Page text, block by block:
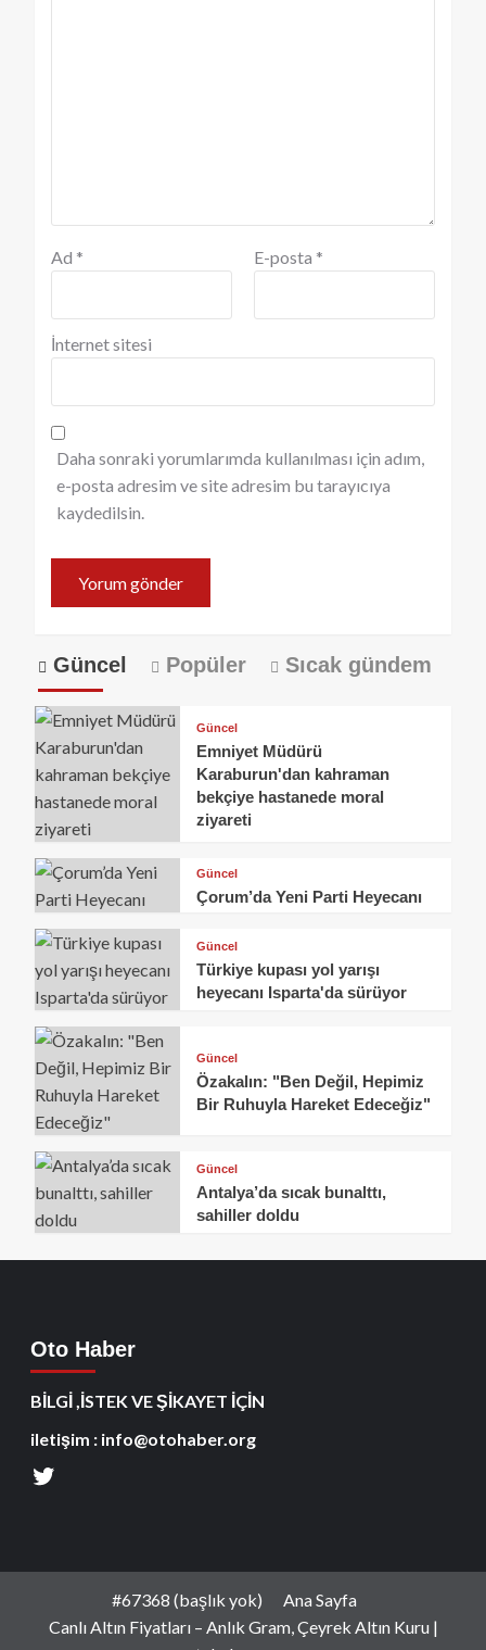
Ad * E-posta *
İnternet sitesi
Daha sonraki yorumlarımda kullanılması için adım,
e-posta adresim ve site adresim bu tarayıcıya
kaydedilsin.
Güncel Popüler Sıcak gündem
Güncel
Emniyet Müdürü
Karaburun'dan kahraman
bekçiye hastanede moral
ziyareti
Güncel
Çorum’da Yeni Parti Heyecanı
Güncel
Türkiye kupası yol yarışı
heyecanı Isparta'da sürüyor
Güncel
Özakalın: "Ben Değil, Hepimiz
Bir Ruhuyla Hareket Edeceğiz"
Güncel
Antalya’da sıcak bunalttı,
sahiller doldu
Oto Haber
BİLGİ ,İSTEK VE ŞİKAYET İÇİN
iletişim : info@otohaber.org
#67368 (başlık yok)
Ana Sayfa
Canlı Altın Fiyatları – Anlık Gram, Çeyrek Altın Kuru |